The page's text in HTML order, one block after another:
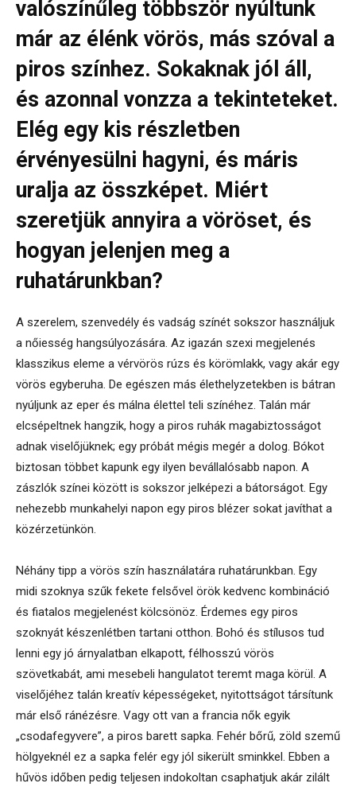
valószínűleg többször nyúltunk
már az élénk vörös, más szóval a
piros színhez. Sokaknak jól áll,
és azonnal vonzza a tekinteteket.
Elég egy kis részletben
érvényesülni hagyni, és máris
uralja az összképet. Miért
szeretjük annyira a vöröset, és
hogyan jelenjen meg a
ruhatárunkban?
A szerelem, szenvedély és vadság színét sokszor használjuk
a nőiesség hangsúlyozására. Az igazán szexi megjelenés
klasszikus eleme a vérvörös rúzs és körömlakk, vagy akár egy
vörös egyberuha. De egészen más élethelyzetekben is bátran
nyúljunk az eper és málna élettel teli színéhez. Talán már
elcsépeltnek hangzik, hogy a piros ruhák magabiztosságot
adnak viselőjüknek; egy próbát mégis megér a dolog. Bókot
biztosan többet kapunk egy ilyen bevállalósabb napon. A
zászlók színei között is sokszor jelképezi a bátorságot. Egy
nehezebb munkahelyi napon egy piros blézer sokat javíthat a
közérzetünkön.
Néhány tipp a vörös szín használatára ruhatárunkban. Egy
midi szoknya szűk fekete felsővel örök kedvenc kombináció
és fiatalos megjelenést kölcsönöz. Érdemes egy piros
szoknyát készenlétben tartani otthon. Bohó és stílusos tud
lenni egy jó árnyalatban elkapott, félhosszú vörös
szövetkabát, ami mesebeli hangulatot teremt maga körül. A
viselőjéhez talán kreatív képességeket, nyitottságot társítunk
már első ránézésre. Vagy ott van a francia nők egyik
„csodafegyvere”, a piros barett sapka. Fehér bőrű, zöld szemű
hölgyeknél ez a sapka felér egy jól sikerült sminkkel. Ebben a
hűvös időben pedig teljesen indokoltan csaphatjuk akár zilált